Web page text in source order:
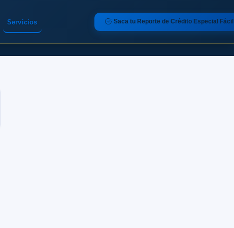
Servicios Saca tu Reporte de Crédito Especial Fácil